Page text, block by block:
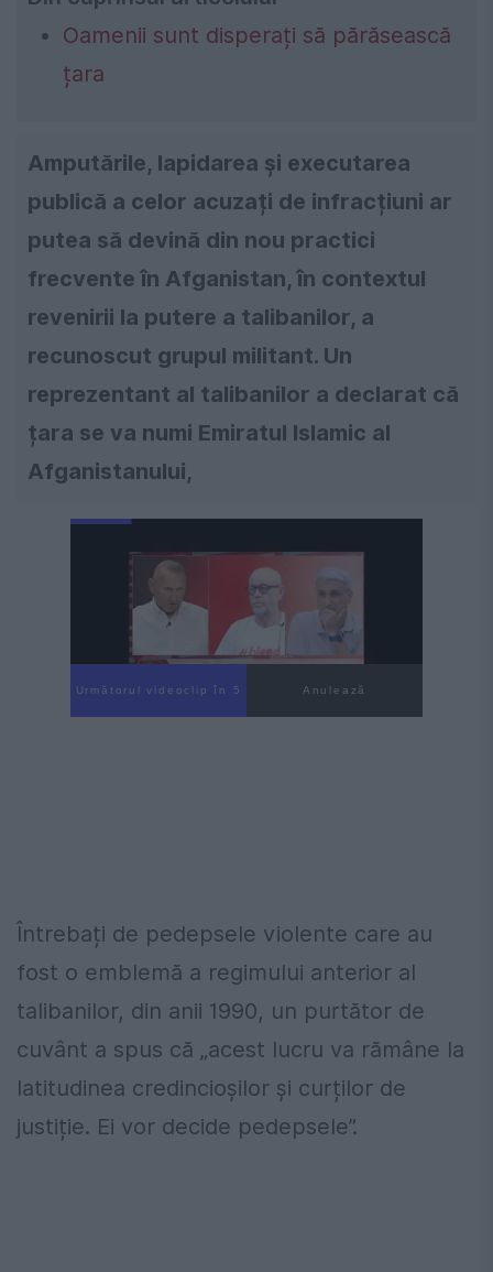
Oamenii sunt disperați să părăsească
țara
Amputările, lapidarea și executarea
publică a celor acuzați de infracțiuni ar
putea să devină din nou practici
frecvente în Afganistan, în contextul
revenirii la putere a talibanilor, a
recunoscut grupul militant. Un
reprezentant al talibanilor a declarat că
țara se va numi Emiratul Islamic al
Afganistanului,
Următorul videoclip în 4 Anulează
Întrebați de pedepsele violente care au
fost o emblemă a regimului anterior al
talibanilor, din anii 1990, un purtător de
cuvânt a spus că „acest lucru va rămâne la
latitudinea credincioșilor și curților de
justiție. Ei vor decide pedepsele”.